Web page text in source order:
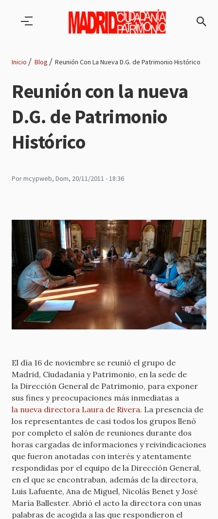
Ruta
de
navegación
Inicio Blog Reunión Con La Nueva D.G. de Patrimonio Histórico
Reunión con la nueva
D.G. de Patrimonio
Histórico
Pormcypweb, Dom, 20/11/2011 - 18:36
El día 16 de noviembre se reunió el grupo de
Madrid, Ciudadanía y Patrimonio, en la sede de
la Dirección General de Patrimonio, para exponer
sus fines y preocupaciones más inmediatas a
la nueva directora Laura de Rivera. La presencia de
los representantes de casi todos los grupos llenó
por completo el salón de reuniones durante dos
horas cargadas de informaciones y reivindicaciones
que fueron anotadas con interés y atentamente
respondidas por el equipo de la Dirección General,
en el que se encontraban, además de la directora,
Luis Lafuente, Ana de Miguel, Nicolás Benet y José
María Ballester. Abrió el acto la directora con unas
palabras de acogida a las que respondieron el